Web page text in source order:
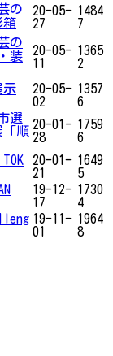
の
箱
20-05-
27
1484
7
の
装
20-05-
11
1365
2
示
20-05-
02
1357
6
選
「順 20-01-
28
1759
6
20-01-
21
1649
5
19-12-
17
1730
4
19-11-
01
1964
8